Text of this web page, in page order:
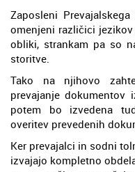
Zaposleni
omenjeni različici
obliki, strankam pa so
storitve.
Tako na njihovo
prevajanje
potem bo izvedena
overitev prevedenih
Ker prevajalci in sodni
izvajajo kompletno